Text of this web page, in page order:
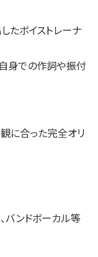
たボイストレーナ
自身での作詞や振付
に合った完全オリ
バンドボーカル等